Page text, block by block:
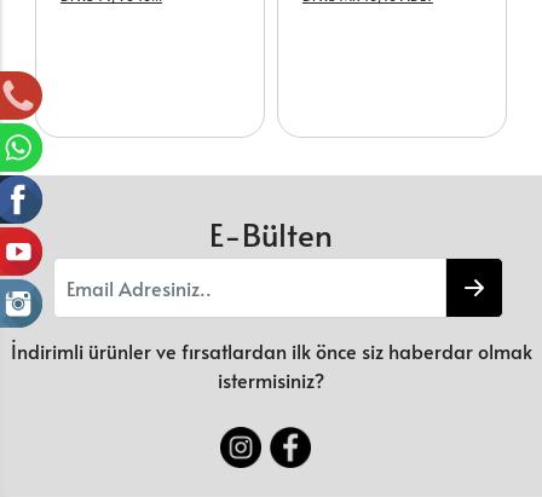
E-Bülten
İndirimli ürünler ve fırsatlardan ilk önce siz haberdar olmak
istermisiniz?